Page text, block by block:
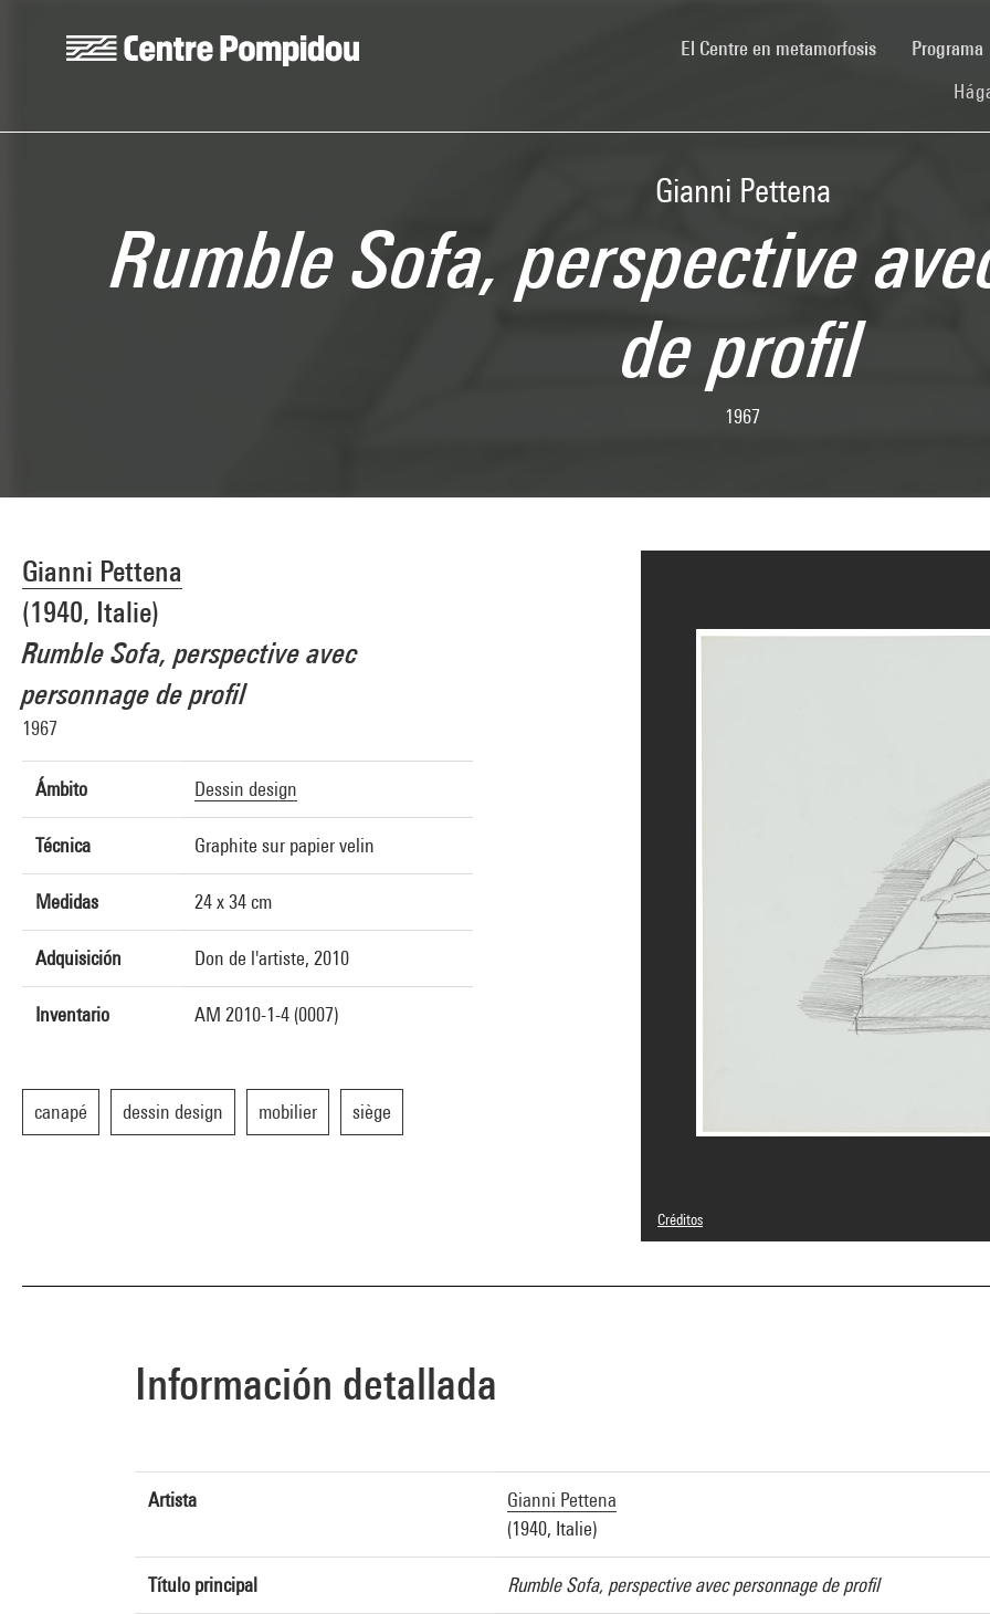
El Centre en metamorfosis(current)Programa
Gianni Pettena
Rumble Sofa, perspective
de profil
1967
Gianni Pettena
(1940, Italie)
Rumble Sofa, perspective avec
personnage de profil
1967
Ámbito Dessin design
Técnica Graphite sur papier velin
Medidas 24 x 34 cm
Adquisición Don de l'artiste, 2010
Inventario AM 2010-1-4 (0007)
canapé dessin design mobilier siège
Créditos
© Gianni Pettena
Referencia de la imagen : 4N41851
Información detallada
Artista
Gianni Pettena
(1940, Italie)
Título principal Rumble Sofa, perspective avec personnage de profil